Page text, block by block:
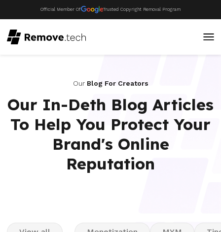
Official Member Of Trusted Copyright Removal Program
Our Blog For Creators
Our In-Deth Blog Articles
To Help You Protect Your
Brand's Online
Reputation